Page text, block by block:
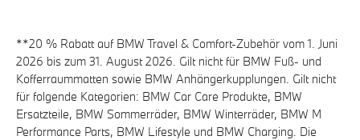
**20 % Rabatt auf BMW Travel & Comfort-Zubehör vom 1. Juni
2026 bis zum 31. August 2026. Gilt nicht für BMW Fuß- und
Kofferraummatten sowie BMW Anhängerkupplungen. Gilt nicht
für folgende Kategorien: BMW Car Care Produkte, BMW
Ersatzteile, BMW Sommerräder, BMW Winterräder, BMW M
Performance Parts, BMW Lifestyle und BMW Charging. Die